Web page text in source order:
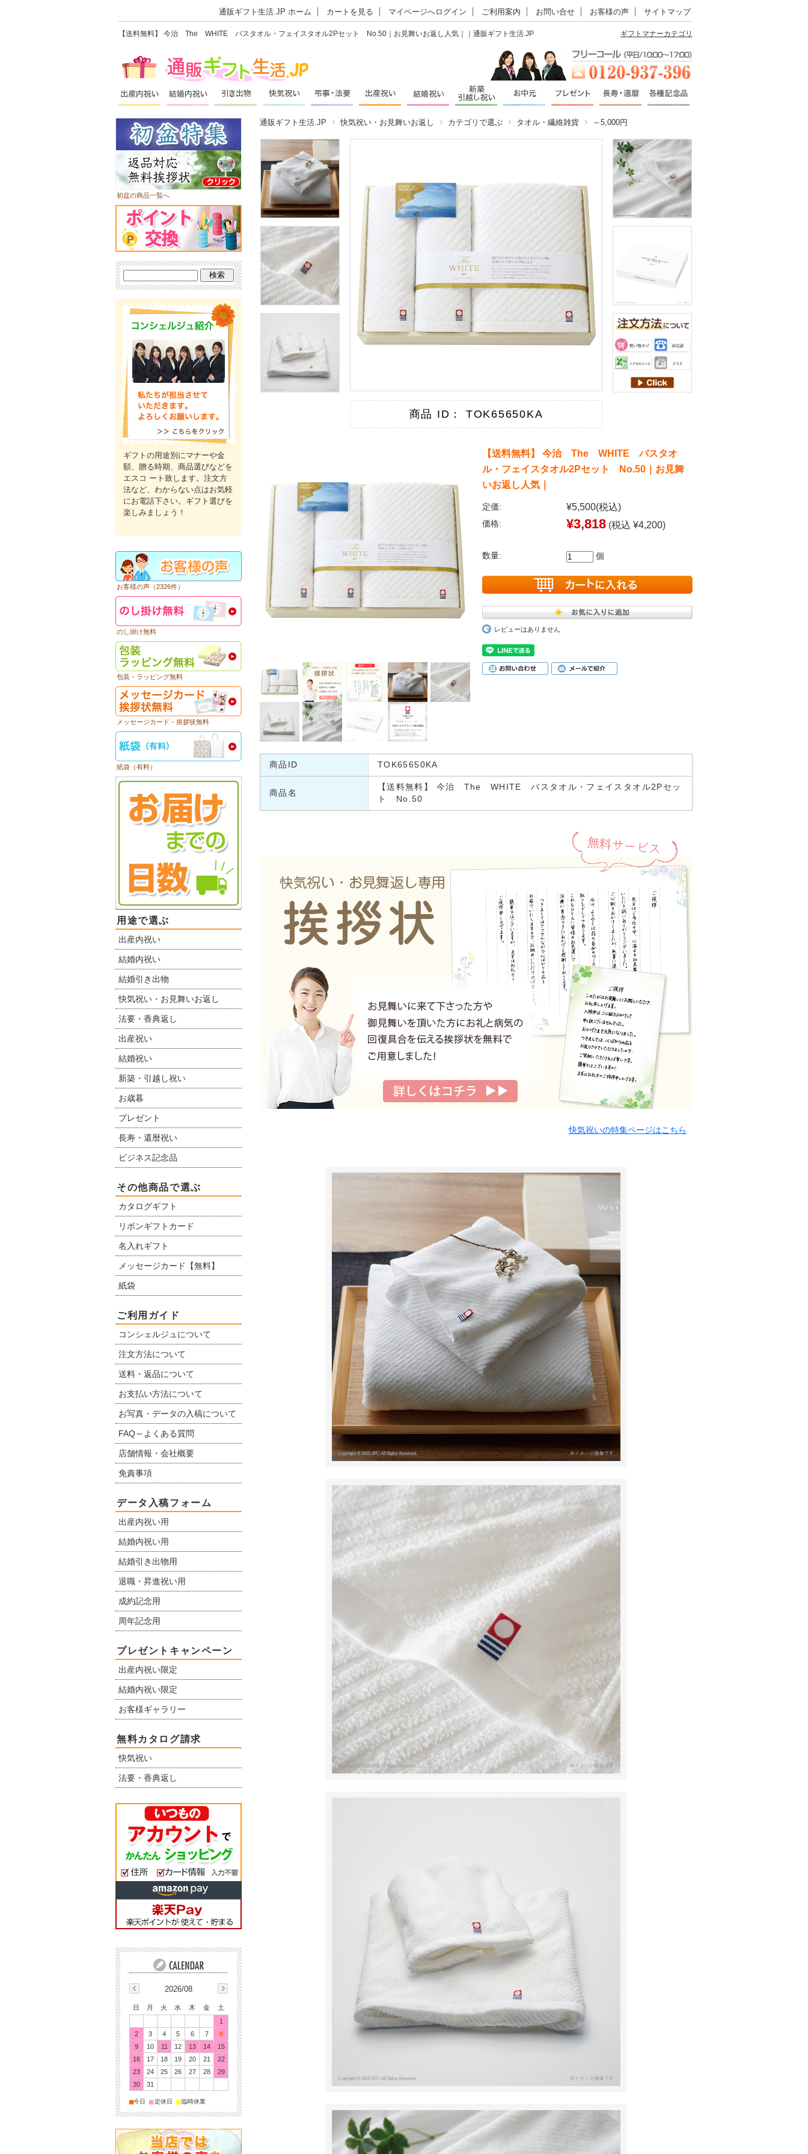
通販ギフト生活.JP ホーム カートを見る マイページへログイン ご利用案内 お問い合せ お客様の声 サイトマップ
【送料無料】 今治 The WHITE バスタオル・フェイスタオル2Pセット No.50｜お見舞いお返し人気｜｜通販ギフト生活.JP ギフトマナーカテゴリ
通販ギフト生活.JP 快気祝い・お見舞いお返し カテゴリで選ぶ タオル・繊維雑貨 ～5,000円
商品 ID： TOK65650KA
【送料無料】 今治 The WHITE バスタオ
ル・フェイスタオル2Pセット No.50｜お見舞
いお返し人気｜
定価: ¥5,500(税込)
価格: ¥3,818 (税込 ¥4,200)
数量: 個
レビューはありません
商品ID TOK65650KA
商品名
【送料無料】 今治 The WHITE バスタオル・フェイスタオル2Pセッ
ト No.50
快気祝いの特集ページはこちら
初盆の商品一覧へ
ギフトの用途別にマナーや金
額、贈る時期、商品選びなどを
エスコ ート致します。注文方
法など、わからない点はお気軽
にお電話下さい。ギフト選びを
楽しみましょう！
お客様の声（2326件）
のし掛け無料
包装・ラッピング無料
メッセージカード・挨拶状無料
紙袋（有料）
用途で選ぶ
出産内祝い
結婚内祝い
結婚引き出物
快気祝い・お見舞いお返し
法要・香典返し
出産祝い
結婚祝い
新築・引越し祝い
お歳暮
プレゼント
長寿・還暦祝い
ビジネス記念品
その他商品で選ぶ
カタログギフト
リボンギフトカード
名入れギフト
メッセージカード【無料】
紙袋
ご利用ガイド
コンシェルジュについて
注文方法について
送料・返品について
お支払い方法について
お写真・データの入稿について
FAQ～よくある質問
店舗情報・会社概要
免責事項
データ入稿フォーム
出産内祝い用
結婚内祝い用
結婚引き出物用
退職・昇進祝い用
成約記念用
周年記念用
プレゼントキャンペーン
出産内祝い限定
結婚内祝い限定
お客様ギャラリー
無料カタログ請求
快気祝い
法要・香典返し
2026/08
日 月 火 水 木 金
土
1
2
3 4 5 6 7
8
9
10 11 12 13 14
15
16
17 18 19 20 21
22
23
24 25 26 27 28
29
30
31
■今日 ■定休日 ■臨時休業